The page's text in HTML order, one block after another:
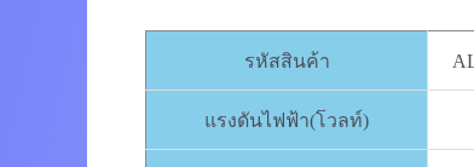
รหัสสินค้า
แรงดันไฟฟ้า(โวลท์)